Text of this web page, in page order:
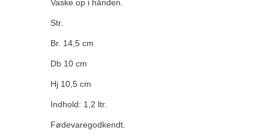
Vaske op i hånden.
Str.
Br. 14,5 cm
Db 10 cm
Hj 10,5 cm
Indhold: 1,2 ltr.
Fødevaregodkendt.